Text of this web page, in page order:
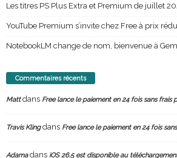
Les titres PS Plus Extra et Premium de juillet
YouTube Premium s’invite chez Free à prix
NotebookLM change de nom, bienvenue à
Commentaires récents
Mattdans Free lance le paiement en 24 fois sans frais
Travis Klingdans Free lance le paiement en 24 fois
Adamadans iOS 26.5 est disponible au